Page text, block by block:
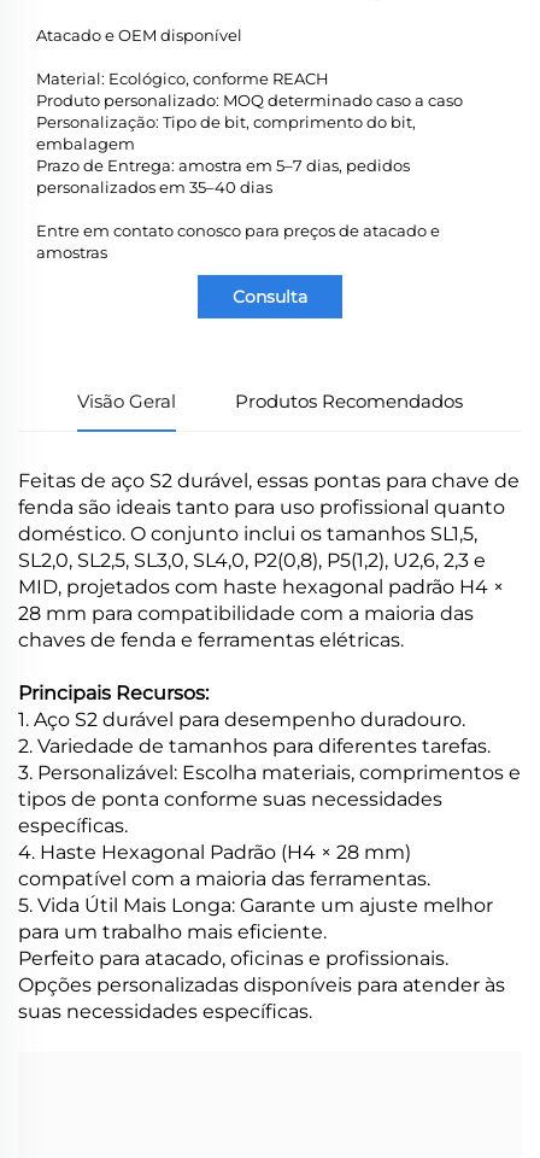
Atacado e OEM disponível
Material: Ecológico, conforme REACH
Produto personalizado: MOQ determinado caso a caso
Personalização: Tipo de bit, comprimento do bit,
embalagem
Prazo de Entrega: amostra em 5–7 dias, pedidos
personalizados em 35–40 dias
Entre em contato conosco para preços de atacado e
amostras
Consulta
Visão Geral Produtos Recomendados
Feitas de aço S2 durável, essas pontas para chave de
fenda são ideais tanto para uso profissional quanto
doméstico. O conjunto inclui os tamanhos SL1,5,
SL2,0, SL2,5, SL3,0, SL4,0, P2(0,8), P5(1,2), U2,6, 2,3 e
MID, projetados com haste hexagonal padrão H4 ×
28 mm para compatibilidade com a maioria das
chaves de fenda e ferramentas elétricas.
Principais Recursos:
1. Aço S2 durável para desempenho duradouro.
2. Variedade de tamanhos para diferentes tarefas.
3. Personalizável: Escolha materiais, comprimentos e
tipos de ponta conforme suas necessidades
específicas.
4. Haste Hexagonal Padrão (H4 × 28 mm)
compatível com a maioria das ferramentas.
5. Vida Útil Mais Longa: Garante um ajuste melhor
para um trabalho mais eficiente.
Perfeito para atacado, oficinas e profissionais.
Opções personalizadas disponíveis para atender às
suas necessidades específicas.